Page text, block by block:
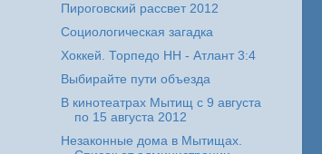
Пироговский рассвет 2012
Социологическая загадка
Хоккей. Торпедо НН - Атлант 3:4
Выбирайте пути объезда
В кинотеатрах Мытищ с 9 августа
по 15 августа 2012
Незаконные дома в Мытищах.